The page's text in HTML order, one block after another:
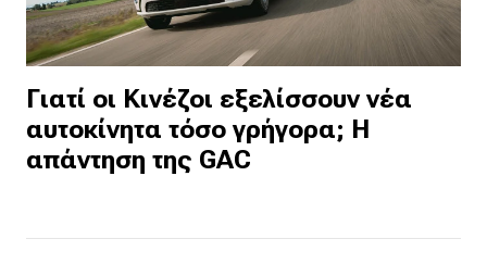
Γιατί οι Κινέζοι εξελίσσουν νέα
αυτοκίνητα τόσο γρήγορα; Η
απάντηση της GAC